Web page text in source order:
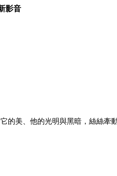
影音
的美、他的光明與黑暗，絲絲牽